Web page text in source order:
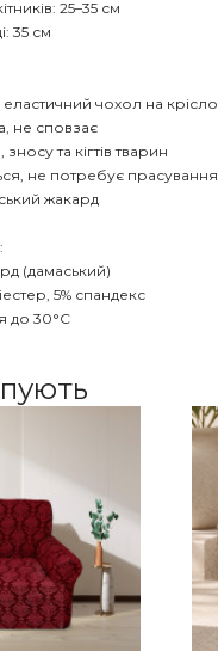
25–35 см
35 см
чохол на крісло
не сповзає
та кігтів тварин
не потребує прасування
жакард
(дамаський)
5% спандекс
до 30°C